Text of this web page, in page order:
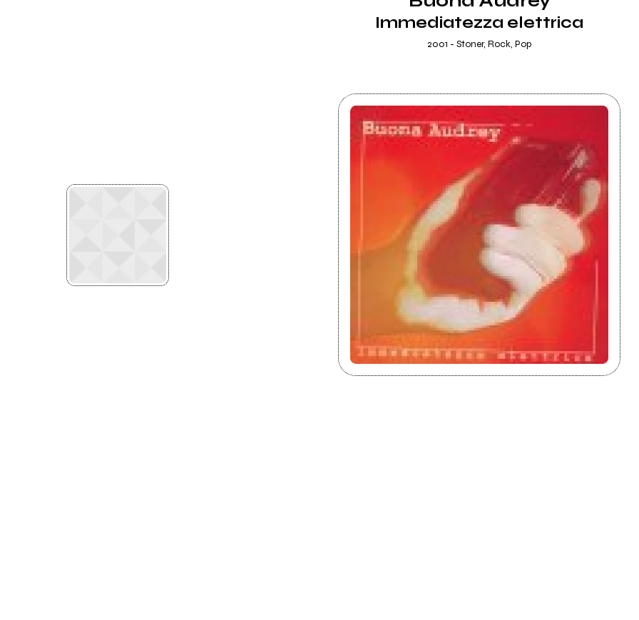
Immediatezza elettrica
2001 - Stoner, Rock, Pop